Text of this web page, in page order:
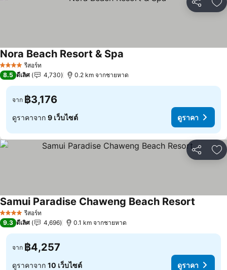
แชร์ เ
4 ดาว รีสอร์ท
Nora Beach Resort & Spa
8.5 ดีเลิศ 4,730 0.2 km จากชายหาด
จาก ฿3,176
ดูราคาจาก 9 เว็บไซต์ ดูราคา
แชร์ เ
4 ดาว รีสอร์ท
Samui Paradise Chaweng Beach Resort
9.3 ดีเลิศ 4,696 0.1 km จากชายหาด
จาก ฿4,257
ดูราคาจาก 10 เว็บไซต์ ดูราคา